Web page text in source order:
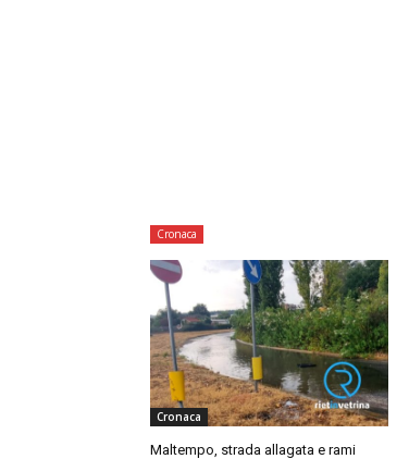
Cronaca
Cronaca
Maltempo, strada allagata e rami